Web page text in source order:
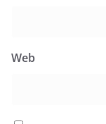
Web